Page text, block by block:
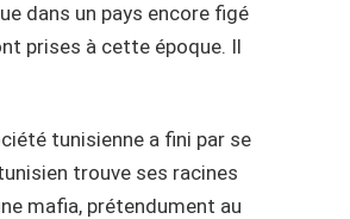
dans un pays encore figé
prises à cette époque. Il
tunisienne a fini par se
trouve ses racines
mafia, prétendument au